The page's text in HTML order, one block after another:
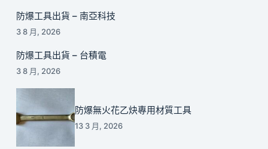
防爆工具出貨 – 南亞科技
3 8 月, 2026
防爆工具出貨 – 台積電
3 8 月, 2026
防爆無火花乙炔專用材質工具
13 3 月, 2026